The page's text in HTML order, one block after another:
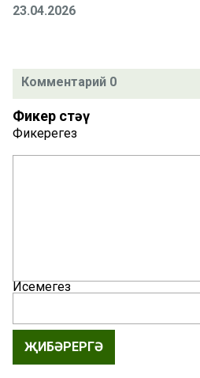
23.04.2026
Комментарий 0
Фикер өстәү
Фикерегез
Исемегез
ҖИБӘРЕРГӘ